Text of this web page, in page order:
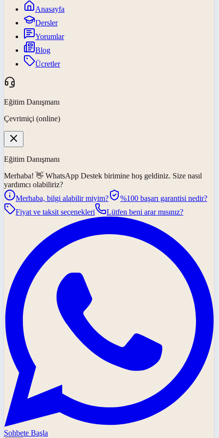
Anasayfa
Dersler
Yorumlar
Blog
Ücretler
Eğitim Danışmanı
Çevrimiçi (online)
Eğitim Danışmanı
Merhaba! 👋 WhatsApp Destek birimine hoş geldiniz. Size nasıl
yardımcı olabiliriz?
Merhaba, bilgi alabilir miyim?
%100 başarı garantisi nedir?
Fiyat ve taksit seçenekleri
Lütfen beni arar mısınız?
Sohbete Başla